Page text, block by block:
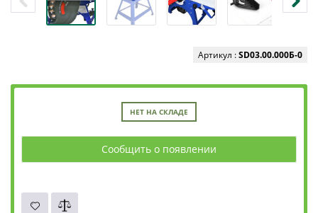
Артикул :SD03.00.000Б-0
НЕТ НА СКЛАДЕ
Сообщить о появлении